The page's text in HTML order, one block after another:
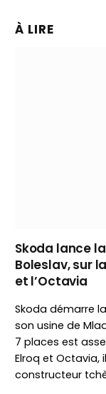
À LIRE
Skoda lance
Boleslav, sur
et l’Octavia
Skoda démarre
son usine de
7 places est
Elroq et Octavia,
constructeur